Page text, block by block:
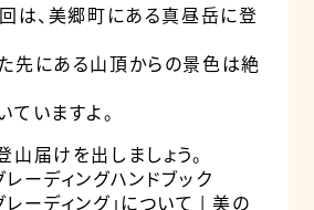
は、美郷町にある真昼岳に登
先にある山頂からの景色は絶
いますよ。
届けを出しましょう。
ーディングハンドブック
ーディング」について | 美の